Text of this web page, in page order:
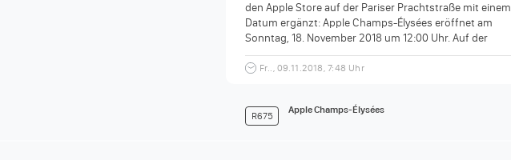
den Apple Store auf der Pariser Prachtstraße mit einem
Datum ergänzt: Apple Champs-Élysées eröffnet am
Sonntag, 18. November 2018 um 12:00 Uhr. Auf der
bereits vor...
Fr.., 09.11.2018, 7:48 Uhr
R675
Apple Champs-Élysées